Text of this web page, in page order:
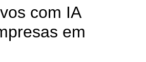
com IA
em